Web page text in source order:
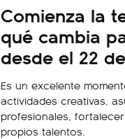
Comienza la
qué cambia
desde el 22
Es un excelente
actividades creativas,
profesionales,
propios talentos.